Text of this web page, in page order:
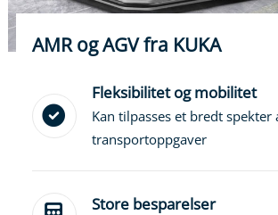
AMR og AGV fra KUKA
Fleksibilitet og mobilitet
Kan tilpasses et bredt spekter
transportoppgaver
Store besparelser